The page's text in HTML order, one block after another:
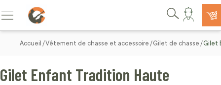
Allez au contenu
Basculer la navigation
Rechercher
Accueil Vêtement de chasse et accessoire Gilet de chasse Gilet
Gilet Enfant Tradition Haute